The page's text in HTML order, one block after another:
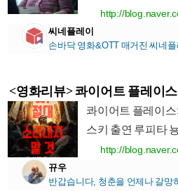
http://
씨네플레이
손바닥 영화&OTT 매거진 씨네
<영화리뷰> 콰이어트 플레이
콰이어트 플레이
스키 출연 루피타
http://
뀨우
반갑습니다, 청춘을 언제나 갈망